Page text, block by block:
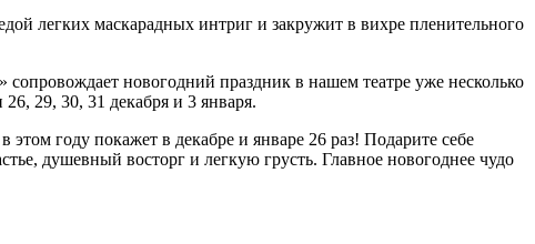
легких маскарадных интриг и закружит в вихре пленительного
новогодний праздник в нашем театре уже несколько
29, 30, 31 декабря и 3 января.
году покажет в декабре и январе 26 раз! Подарите себе
душевный восторг и легкую грусть. Главное новогоднее чудо